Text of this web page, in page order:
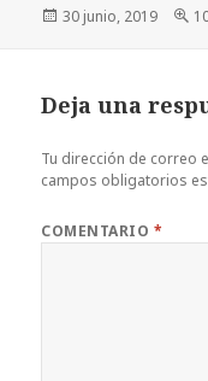
Publicado
30 junio, 2019
Deja una
Tu dirección de correo
campos obligatorios
COMENTARIO *